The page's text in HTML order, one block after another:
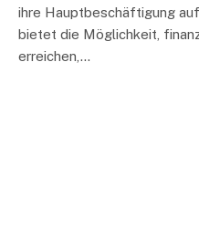
ihre Hauptbeschäftigung
bietet die Möglichkeit,
erreichen,…